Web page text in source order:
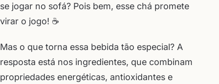
se jogar no sofá? Pois bem, esse chá promete
virar o jogo! ☕
Mas o que torna essa bebida tão especial? A
resposta está nos ingredientes, que combinam
propriedades energéticas, antioxidantes e